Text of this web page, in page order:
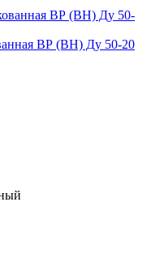
ВР (ВН) Ду 50-20